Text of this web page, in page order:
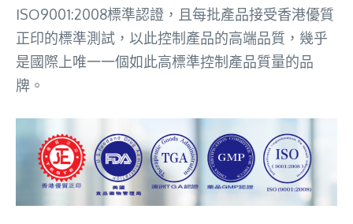
ISO9001:2008標準認證，且每批產品接受香港優質
正印的標準測試，以此控制產品的高端品質，幾乎
是國際上唯一一個如此高標準控制產品質量的品
牌。